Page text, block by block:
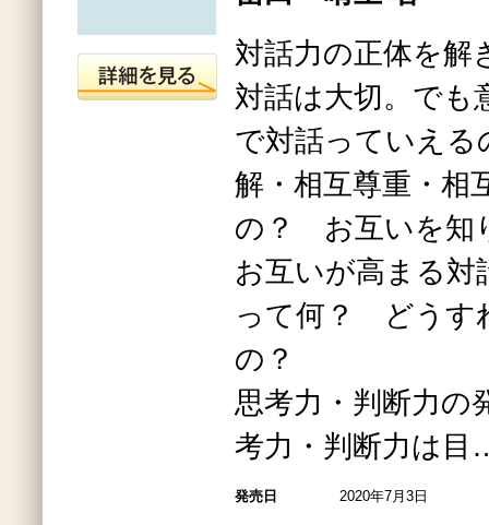
対話力の正体を解
対話は大切。でも
で対話っていえ
解・相互尊重・相
の？ お互いを知
お互いが高まる対
って何？ どうす
の？
思考力・判断力の
考力・判断力は
発売日 2020年7月3日